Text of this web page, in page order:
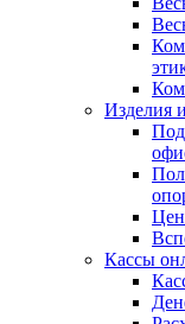
Изделия
Кассы